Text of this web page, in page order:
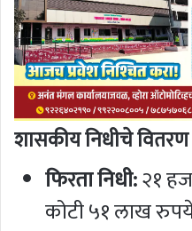
शासकीय निधीचे
फिरता निधी:२१
कोटी ५१ लाख